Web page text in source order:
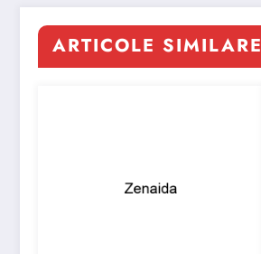
ARTICOLE SIMILARE